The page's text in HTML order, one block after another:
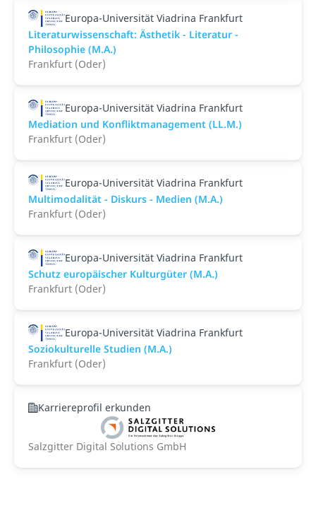
Europa-Universität Viadrina Frankfurt
Literaturwissenschaft: Ästhetik - Literatur -
Philosophie (M.A.)
Frankfurt (Oder)
Europa-Universität Viadrina Frankfurt
Mediation und Konfliktmanagement (LL.M.)
Frankfurt (Oder)
Europa-Universität Viadrina Frankfurt
Multimodalität - Diskurs - Medien (M.A.)
Frankfurt (Oder)
Europa-Universität Viadrina Frankfurt
Schutz europäischer Kulturgüter (M.A.)
Frankfurt (Oder)
Europa-Universität Viadrina Frankfurt
Soziokulturelle Studien (M.A.)
Frankfurt (Oder)
Karriereprofil erkunden
Salzgitter Digital Solutions GmbH